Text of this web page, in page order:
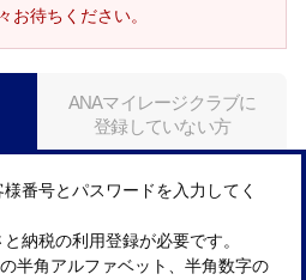
お待ちください。
ANAマイレージクラブに
登録していない方
番号とパスワードを入力してく
納税の利用登録が必要です。
半角アルファベット、半角数字の